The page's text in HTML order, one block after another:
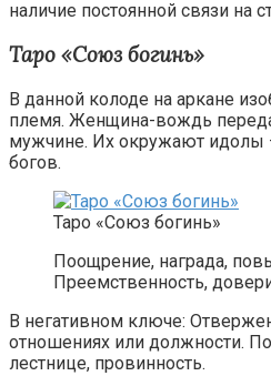
наличие постоянной связи на
Таро «Союз богинь»
В данной колоде на аркане
племя. Женщина-вождь
мужчине. Их окружают идолы
богов.
Таро «Союз богинь»
Поощрение, награда,
Преемственность,
В негативном ключе:
отношениях или должности.
лестнице, провинность.